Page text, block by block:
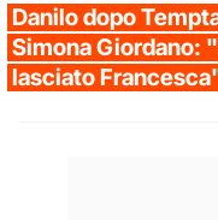
Danilo dopo
Simona Giordano:
lasciato